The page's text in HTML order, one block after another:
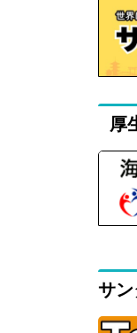
厚
サ